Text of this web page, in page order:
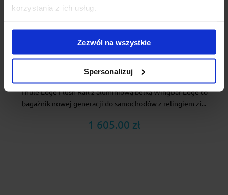
korzystania z ich usług.
Zezwól na wszystkie
Spersonalizuj
Bagażnik dachowy Thule WingBar Edge- stopy
Thule Edge Flush Rail + belki Thule WingBar Edge
Black 86 cm + kit 186052
Thule Edge Flush Rail z aluminiową belką WingBar Edge to
bagażnik nowej generacji do samochodów z relingiem zi...
1 605.00 zł